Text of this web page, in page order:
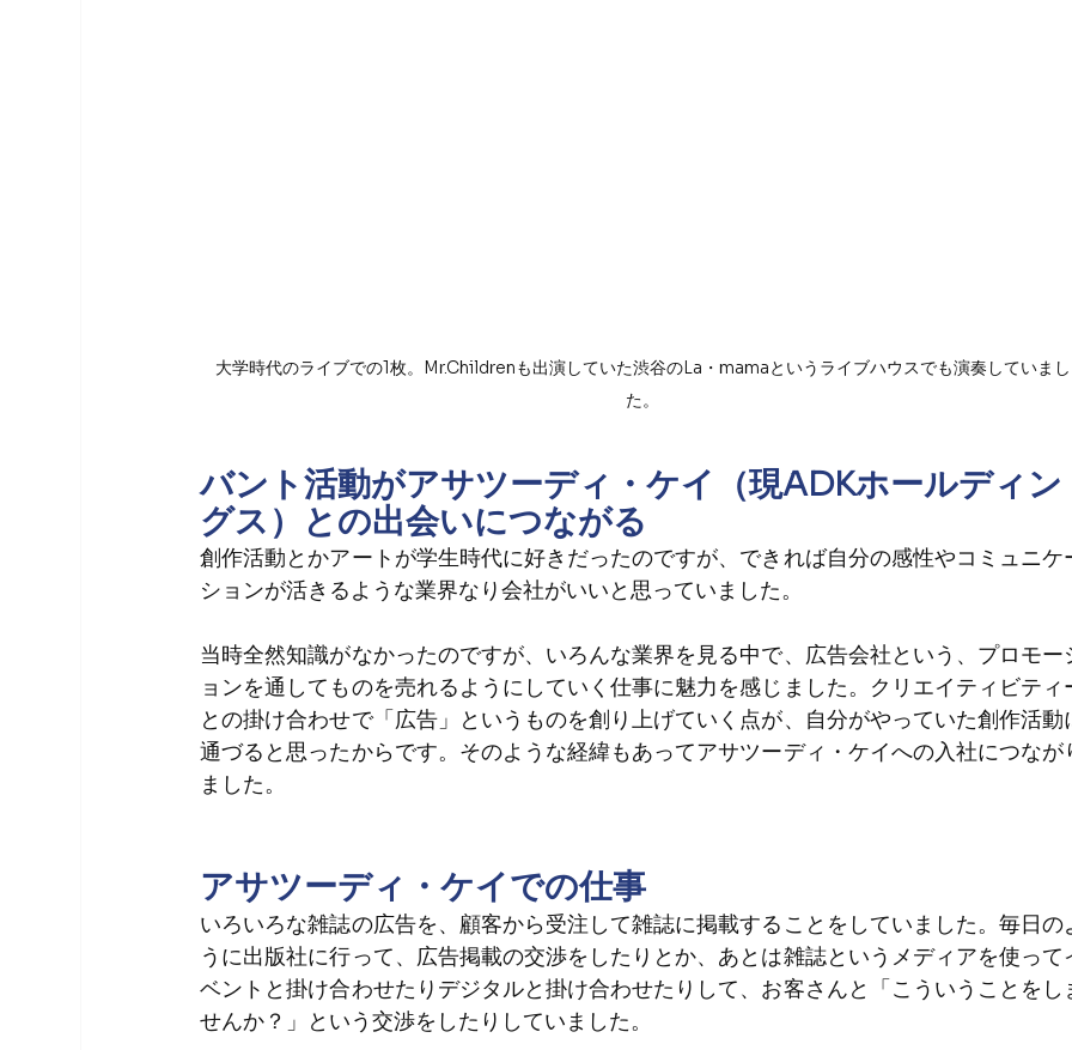
大学時代のライブでの1枚。Mr.Childrenも出演していた渋谷のLa・mamaというライブハウスでも演奏していまし
た。
バント活動がアサツーディ・ケイ（現ADKホールディン
グス）との出会いにつながる
創作活動とかアートが学生時代に好きだったのですが、できれば自分の感性やコミュニケ
ションが活きるような業界なり会社がいいと思っていました。
当時全然知識がなかったのですが、いろんな業界を見る中で、広告会社という、プロモー
ョンを通してものを売れるようにしていく仕事に魅力を感じました。クリエイティビティ
との掛け合わせで「広告」というものを創り上げていく点が、自分がやっていた創作活動
通づると思ったからです。そのような経緯もあってアサツーディ・ケイへの入社につなが
ました。
アサツーディ・ケイでの仕事
いろいろな雑誌の広告を、顧客から受注して雑誌に掲載することをしていました。毎日の
うに出版社に行って、広告掲載の交渉をしたりとか、あとは雑誌というメディアを使って
ベントと掛け合わせたりデジタルと掛け合わせたりして、お客さんと「こういうことをし
せんか？」という交渉をしたりしていました。